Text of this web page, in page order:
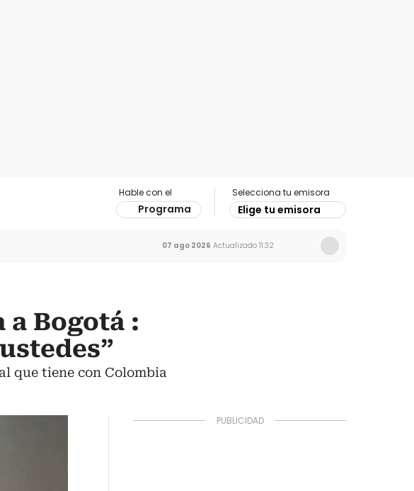
Hable con el
Programa
Selecciona tu emisora
Elige tu emisora
07 ago 2026 Actualizado 11:32
a Bogotá :
que tiene con Colombia